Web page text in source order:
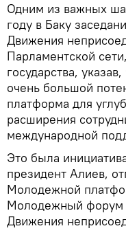
Одним из важных
году в Баку
Движения
Парламентской
государства,
очень большой
платформа для
расширения
международной
Это была
президент Алиев,
Молодежной
Молодежный форум
Движения